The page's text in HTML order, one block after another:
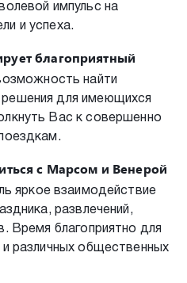
импульс на
и успеха.
благоприятный
найти
для имеющихся
Вас к совершенно
с Марсом и Венерой
яркое взаимодействие
развлечений,
Время благоприятно для
различных общественных